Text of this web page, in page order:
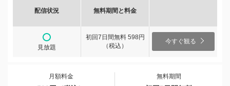
配信状況 無料期間と料金
見放題
初回7日間無料 598円
（税込）
今すぐ観る
月額料金 無料期間